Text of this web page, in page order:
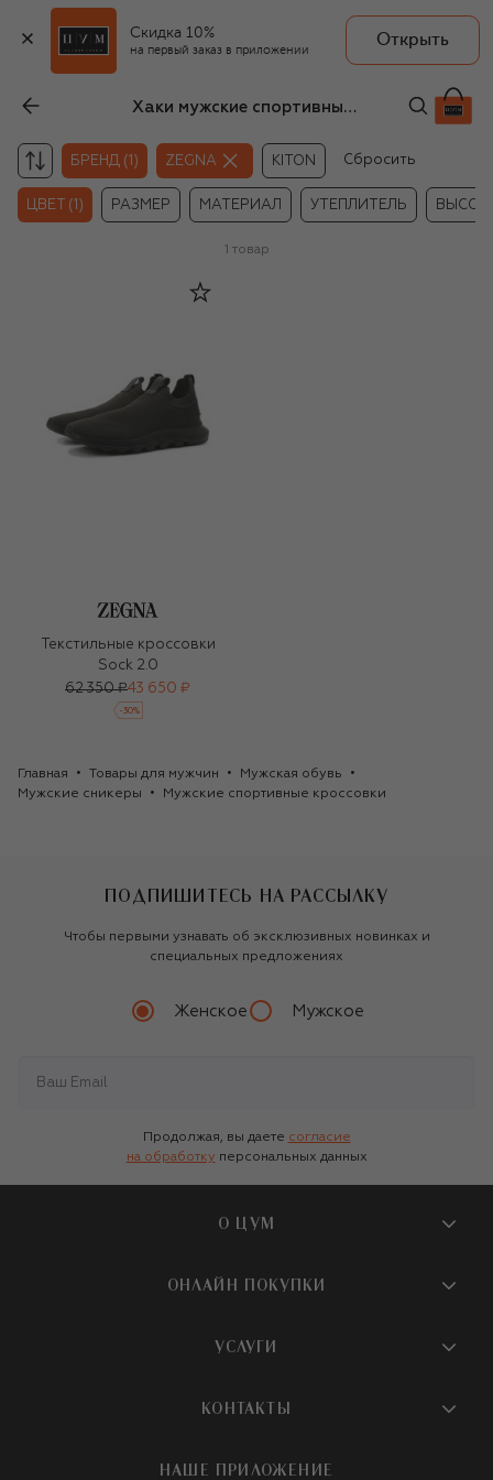
Скидка 10%
на первый заказ в приложении
Открыть
Хаки мужские спортивные кроссовки Zegna
БРЕНД (1) ZEGNA KITON Сбросить
ЦВЕТ (1) РАЗМЕР МАТЕРИАЛ УТЕПЛИТЕЛЬ
1 товар
Текстильные кроссовки
Sock 2.0
62 350 ₽43 650 ₽
-30%
Главная Товары для мужчин
Мужская обувь
Мужские сникеры
Мужские спортивные кроссовки
ПОДПИШИТЕСЬ НА РАССЫЛКУ
Чтобы первыми узнавать об эксклюзивных новинках и
специальных предложениях
Женское Мужское
Продолжая, вы даете согласие
на обработку персональных данных
О ЦУМ
О магазине
Бутики и ПВЗ ЦУМ
Карьера
ОНЛАЙН ПОКУПКИ
Доставка
УСЛУГИ
Подарочная карта
КОНТАКТЫ
НАШЕ ПРИЛОЖЕНИЕ